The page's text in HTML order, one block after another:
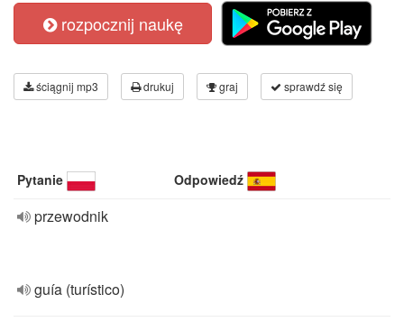
rozpocznij naukę
ściągnij mp3 drukuj graj sprawdź się
Pytanie Odpowiedź
przewodnik
guía (turístico)